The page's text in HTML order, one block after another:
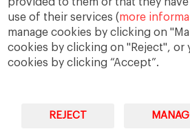
use of their services (more
manage cookies by clicking on
cookies by clicking on "Reject", or
cookies by clicking “Accept”.
REJECT
授業 (130)
新型コロナウィルス(22)
課外活動(140)